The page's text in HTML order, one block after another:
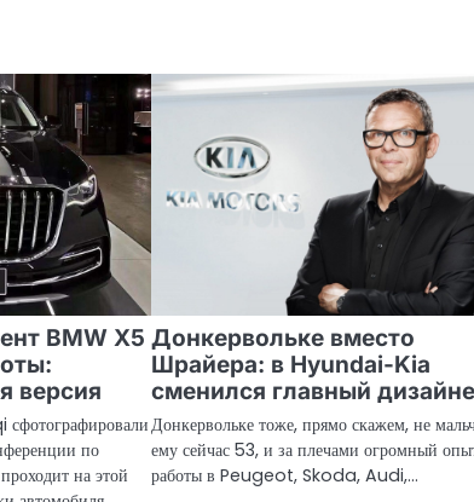
BMW X5
версия
по
на этой
Донкервольке вместо
Шрайера: в Hyundai-Kia
сменился главный
Донкервольке тоже, прямо скажем, не
ему сейчас 53, и за плечами огромный
работы в Peugeot, Skoda, Audi,…